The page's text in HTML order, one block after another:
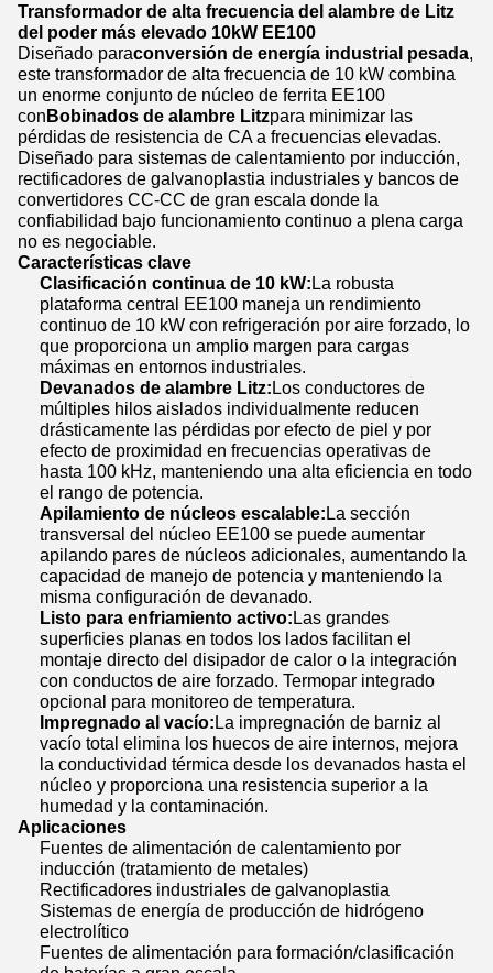
Transformador de alta frecuencia del alambre de Litz
del poder más elevado 10kW EE100
Diseñado paraconversión de energía industrial pesada,
este transformador de alta frecuencia de 10 kW combina
un enorme conjunto de núcleo de ferrita EE100
conBobinados de alambre Litzpara minimizar las
pérdidas de resistencia de CA a frecuencias elevadas.
Diseñado para sistemas de calentamiento por inducción,
rectificadores de galvanoplastia industriales y bancos de
convertidores CC-CC de gran escala donde la
confiabilidad bajo funcionamiento continuo a plena carga
no es negociable.
Características clave
Clasificación continua de 10 kW:La robusta
plataforma central EE100 maneja un rendimiento
continuo de 10 kW con refrigeración por aire forzado, lo
que proporciona un amplio margen para cargas
máximas en entornos industriales.
Devanados de alambre Litz:Los conductores de
múltiples hilos aislados individualmente reducen
drásticamente las pérdidas por efecto de piel y por
efecto de proximidad en frecuencias operativas de
hasta 100 kHz, manteniendo una alta eficiencia en todo
el rango de potencia.
Apilamiento de núcleos escalable:La sección
transversal del núcleo EE100 se puede aumentar
apilando pares de núcleos adicionales, aumentando la
capacidad de manejo de potencia y manteniendo la
misma configuración de devanado.
Listo para enfriamiento activo:Las grandes
superficies planas en todos los lados facilitan el
montaje directo del disipador de calor o la integración
con conductos de aire forzado. Termopar integrado
opcional para monitoreo de temperatura.
Impregnado al vacío:La impregnación de barniz al
vacío total elimina los huecos de aire internos, mejora
la conductividad térmica desde los devanados hasta el
núcleo y proporciona una resistencia superior a la
humedad y la contaminación.
Aplicaciones
Fuentes de alimentación de calentamiento por
inducción (tratamiento de metales)
Rectificadores industriales de galvanoplastia
Sistemas de energía de producción de hidrógeno
electrolítico
Fuentes de alimentación para formación/clasificación